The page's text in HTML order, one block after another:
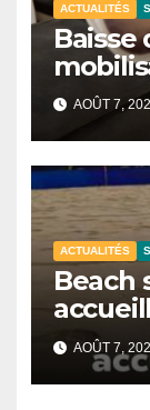
ACTUALITÉS
Baisse
CNTS
AOÛT 7,
ACTUALITÉS
Beach
Dakar.
AOÛT 7,